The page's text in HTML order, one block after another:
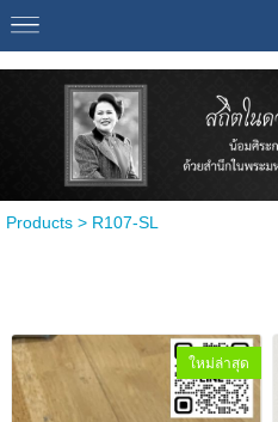
Products> R107-SL
ใหม่ล่าสุด